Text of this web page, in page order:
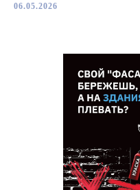
06.05.2026